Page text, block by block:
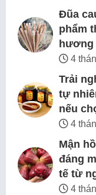
Đũa
phẩm
4
Trải
tự
nếu
4
Mận
đáng
tế từ
4